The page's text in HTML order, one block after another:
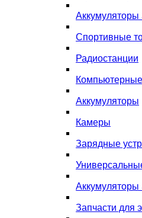
Аккумуляторы
Спортивные
Радиостанции
Аккумуляторы
Камеры
Зарядные
Аккумуляторы
Запчасти для